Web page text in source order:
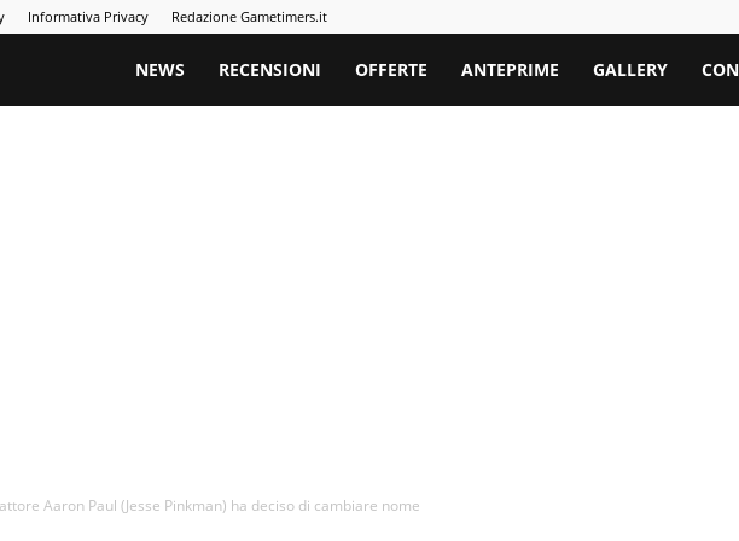
Informativa Privacy Redazione Gametimers.it
Gametimers
NEWS RECENSIONI OFFERTE ANTEPRIME GALLERY
Aaron Paul (Jesse Pinkman) ha deciso di cambiare nome